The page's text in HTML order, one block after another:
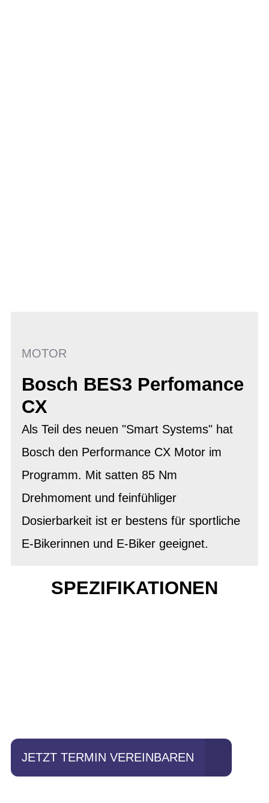
MOTOR
Bosch BES3 Perfomance
CX
Als Teil des neuen "Smart Systems" hat
Bosch den Performance CX Motor im
Programm. Mit satten 85 Nm
Drehmoment und feinfühliger
Dosierbarkeit ist er bestens für sportliche
E-Bikerinnen und E-Biker geeignet.
SPEZIFIKATIONEN
JETZT TERMIN VEREINBAREN